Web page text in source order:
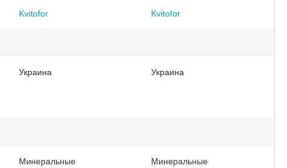
Kvitofor Kvitofor
Украина Украина
Минеральные Минеральные